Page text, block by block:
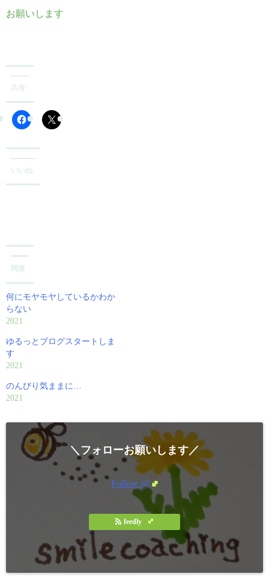
お願いします
共有:
いいね:
関連
何にモヤモヤしているかわか
らない
2021
ゆるっとブログスタートしま
す
2021
のんびり気ままに…
2021
＼フォローお願いします／
Follow @
feedly